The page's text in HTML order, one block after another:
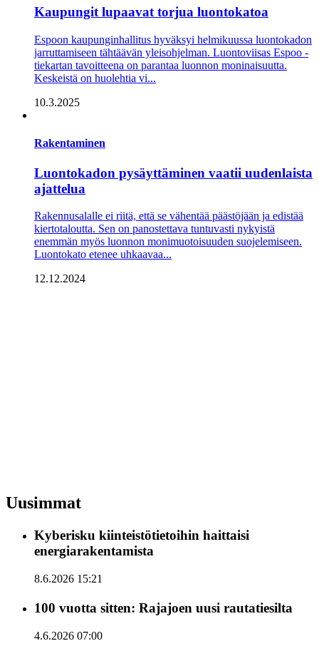
Kaupungit lupaavat torjua luontokatoa
Espoon kaupunginhallitus hyväksyi helmikuussa luontokadon
jarruttamiseen tähtäävän yleisohjelman. Luontoviisas Espoo -
tiekartan tavoitteena on parantaa luonnon moninaisuutta.
Keskeistä on huolehtia vi...
10.3.2025
Rakentaminen
Luontokadon pysäyttäminen vaatii uudenlaista
ajattelua
Rakennusalalle ei riitä, että se vähentää päästöjään ja edistää
kiertotaloutta. Sen on panostettava tuntuvasti nykyistä
enemmän myös luonnon monimuotoisuuden suojelemiseen.
Luontokato etenee uhkaavaa...
12.12.2024
Uusimmat
Kyberisku kiinteistötietoihin haittaisi
energiarakentamista
8.6.2026 15:21
100 vuotta sitten: Rajajoen uusi rautatiesilta
4.6.2026 07:00